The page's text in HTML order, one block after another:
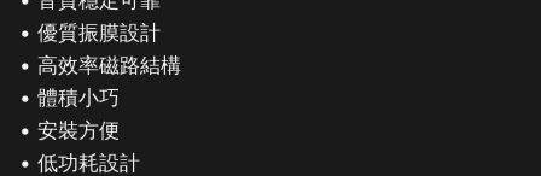
• 優質振膜設計
• 高效率磁路結構
• 體積小巧
• 安裝方便
• 低功耗設計